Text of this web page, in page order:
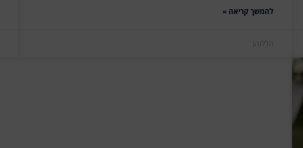
להמשך קריאה »
הללוהו